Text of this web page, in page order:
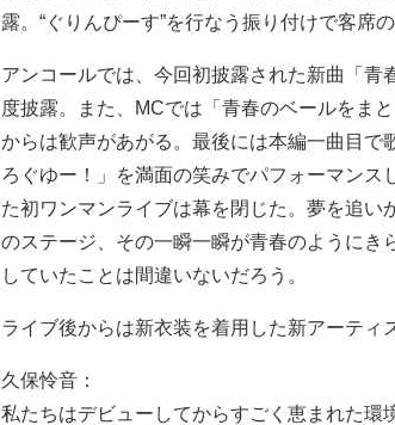
露。“ぐりんぴーす”を行なう振り付けで客席
アンコールでは、今回初披露された新曲「
度披露。また、MCでは「青春のベールをま
からは歓声があがる。最後には本編一曲目で
ろぐゆー！」を満面の笑みでパフォーマンス
た初ワンマンライブは幕を閉じた。夢を追い
のステージ、その一瞬一瞬が青春のように
していたことは間違いないだろう。
ライブ後からは新衣装を着用した新アーティ
久保怜音：
私たちはデビューしてからすごく恵まれた環